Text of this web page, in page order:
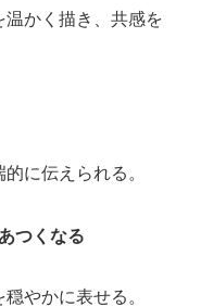
温かく描き、共感を
に伝えられる。
つくなる
やかに表せる。